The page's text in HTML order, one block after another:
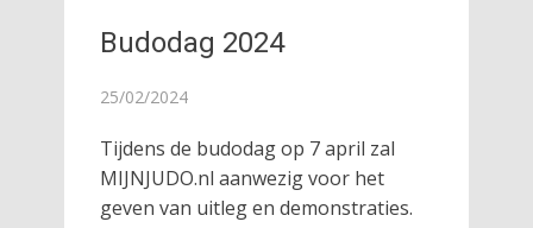
Budodag 2024
25/02/2024
Tijdens de budodag op 7 april zal
MIJNJUDO.nl aanwezig voor het
geven van uitleg en demonstraties.